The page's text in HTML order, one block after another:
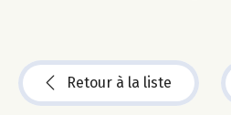
Retour à la liste